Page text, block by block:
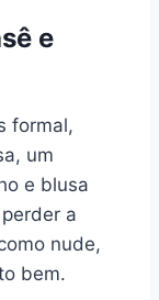
e
formal,
um
e blusa
a
nude,
bem.